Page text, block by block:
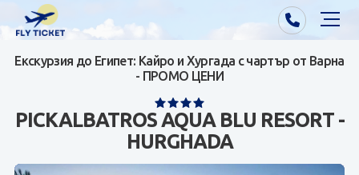
Почивки от Варна
Почивки от София/Пловдив/Бургас
Екскурзия до Египет: Кайро и Хургада с чартър от Варна
- ПРОМО ЦЕНИ
PICKALBATROS AQUA BLU RESORT -
HURGHADA